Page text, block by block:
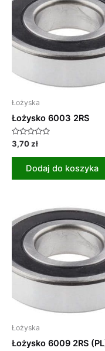
Łożyska
Łożysko 6003 2RS
Oceniono
0
na
3,70zł
Dodaj do koszyka
Łożyska
Łożysko 6009 2RS